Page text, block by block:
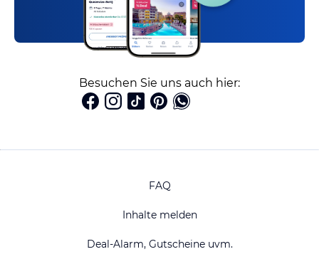
Besuchen Sie uns auch hier:
FAQ
Inhalte melden
Deal-Alarm, Gutscheine uvm.